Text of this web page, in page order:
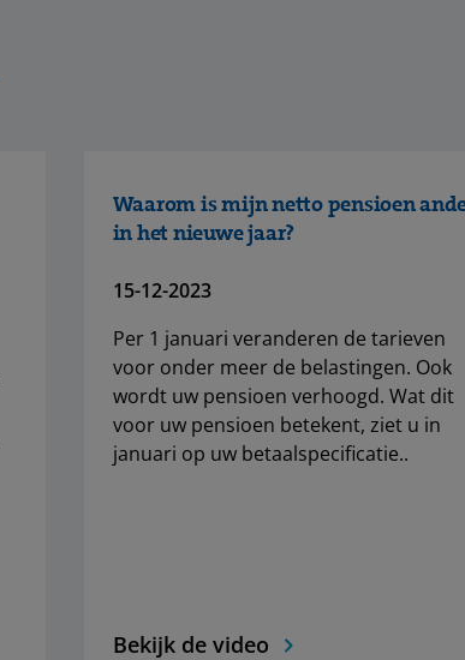
Waarom is mijn netto pensioen
in het nieuwe jaar?
15-12-2023
Per 1 januari veranderen de tarieven
voor onder meer de belastingen. Ook
wordt uw pensioen verhoogd. Wat dit
voor uw pensioen betekent, ziet u in
januari op uw betaalspecificatie..
Bekijk de video